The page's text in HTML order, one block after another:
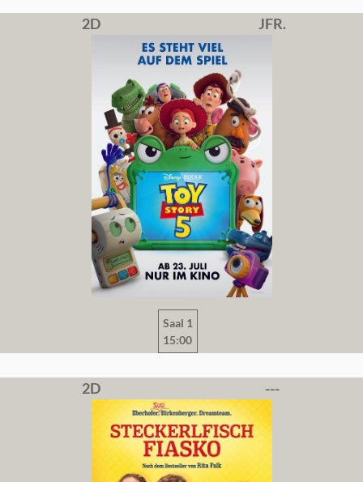
2D JFR.
Saal 1
15:00
2D ---